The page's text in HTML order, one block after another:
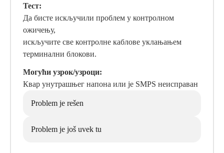
Тест:
Да бисте искључили проблем у контролном
ожичењу,
искључите све контролне каблове уклањањем
терминални блокови.
Могући узрок/узроци:
Квар унутрашњег напона или је SMPS неисправан
Problem je rešen
Problem je još uvek tu